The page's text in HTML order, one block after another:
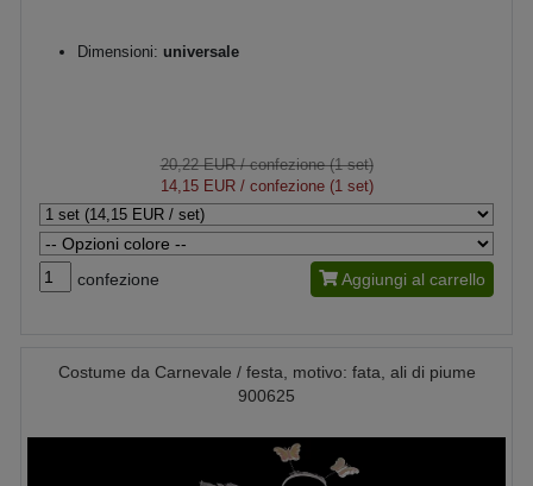
Dimensioni: universale
20,22 EUR/ confezione (1 set)
14,15 EUR/ confezione (1 set)
confezione Aggiungi al carrello
Costume da Carnevale / festa, motivo: fata, ali di piume
900625